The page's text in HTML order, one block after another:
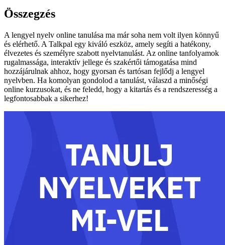
Összegzés
A lengyel nyelv online tanulása ma már soha nem volt ilyen könnyű
és elérhető. A Talkpal egy kiváló eszköz, amely segíti a hatékony,
élvezetes és személyre szabott nyelvtanulást. Az online tanfolyamok
rugalmassága, interaktív jellege és szakértői támogatása mind
hozzájárulnak ahhoz, hogy gyorsan és tartósan fejlődj a lengyel
nyelvben. Ha komolyan gondolod a tanulást, válaszd a minőségi
online kurzusokat, és ne feledd, hogy a kitartás és a rendszeresség a
legfontosabbak a sikerhez!